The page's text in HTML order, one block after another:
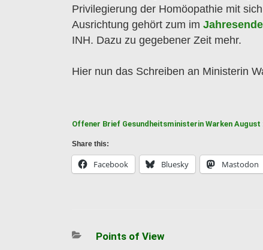
Privilegierung der Homöopathie mit
Ausrichtung gehört zum im
INH. Dazu zu gegebener Zeit mehr.
Hier nun das Schreiben an Ministerin
Offener Brief Gesundheitsministerin Warken August
Share this:
Facebook Bluesky Mastodon
Categories
Points of View